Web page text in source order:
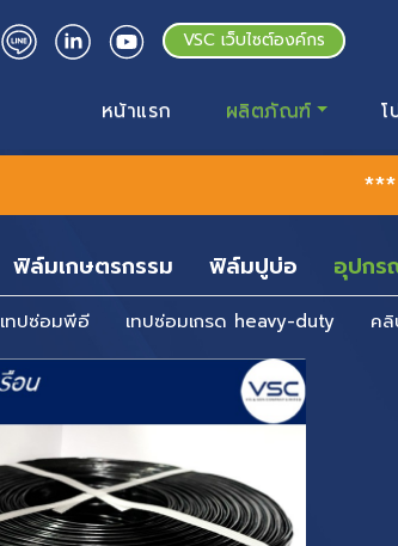
VSC เว็บไซต์องค์กร
หน้าแรก ผลิตภัณฑ์ โ
***
ฟิล์มเกษตรกรรม ฟิล์มปูบ่อ อุปกร
เทปซ่อมพีอี เทปซ่อมเกรด heavy-duty ค